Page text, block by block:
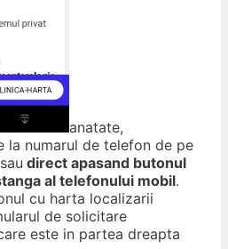
anatate,
la numarul de telefon de pe
direct apasand butonul
al telefonului mobil.
cu harta localizarii
de solicitare
este in partea dreapta